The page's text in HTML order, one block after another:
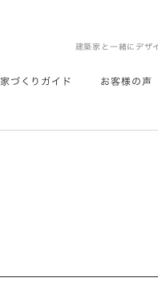
建築家と一緒にデザ
家づくりガイド お客様の声